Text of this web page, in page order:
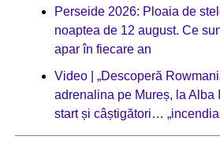
Perseide 2026: Ploaia de
noaptea de 12 august. Ce
apar în fiecare an
Video | „Descoperă
adrenalina pe Mureș, la Alba
start și câștigători…